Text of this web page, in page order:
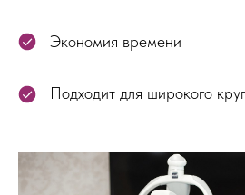
Экономия времени
Подходит для широкого